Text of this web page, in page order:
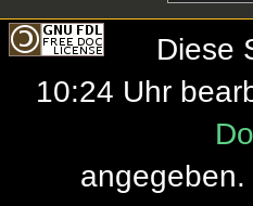
Diese
10:24 Uhr
angegeben.